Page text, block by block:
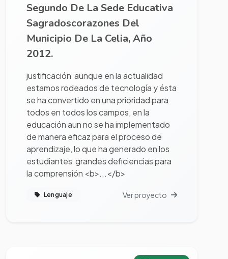
Segundo De La Sede Educativa
Sagradoscorazones Del
Municipio De La Celia, Año
2012.
justificación aunque en la actualidad
estamos rodeados de tecnología y ésta
se ha convertido en una prioridad para
todos en todos los campos, en la
educación aun no se ha implementado
de manera eficaz para el proceso de
aprendizaje, lo que ha generado en los
estudiantes grandes deficiencias para
la comprensión <b>...</b>
Lenguaje Ver proyecto